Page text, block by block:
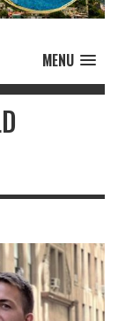
MENU